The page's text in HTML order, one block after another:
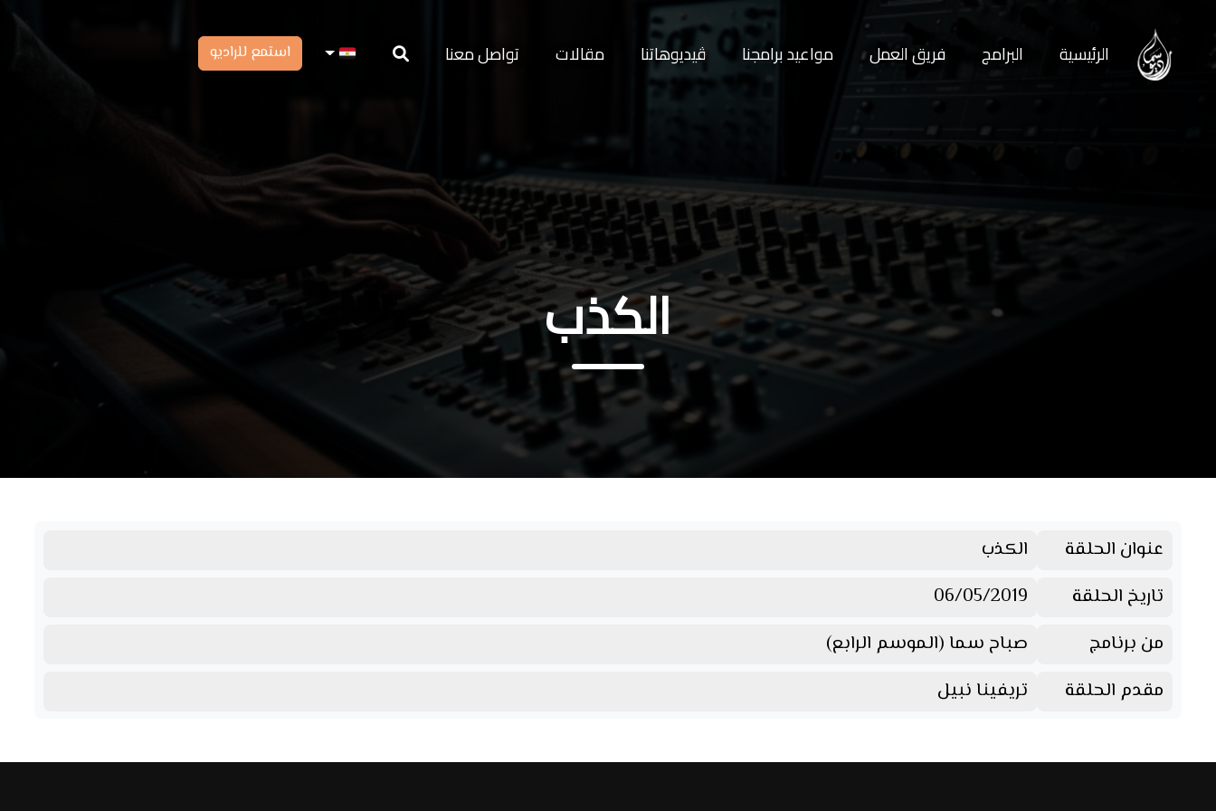
الرئيسية البرامج فريق العمل مواعيد برامجنا ڤيديوهاتنا مقالات تواصل معنا استمع للراديو
الكذب
عنوان الحلقة
الكذب
تاريخ الحلقة
06/05/2019
من برنامج
صباح سما (الموسم الرابع)
مقدم الحلقة
تريفينا نبيل